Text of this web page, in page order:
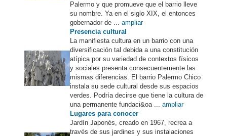
Palermo y que promueve que el barrio lleve
su nombre. Ya en el siglo XIX, el entonces
gobernador de ... ampliar
Presencia cultural
La manifiesta cultura en un barrio con una
diversificación tal debida a una constitución
atípica por su variedad de contextos físicos
y sociales presenta consecuentemente las
mismas diferencias. El barrio Palermo Chico
instala su sede cultural desde sus espacios
verdes. Podría decirse que tiene la cultura de
una permanente fundaci&oa ... ampliar
Lugares para conocer
Jardín Japonés, creado en 1967, recrea a
través de sus jardines y sus instalaciones